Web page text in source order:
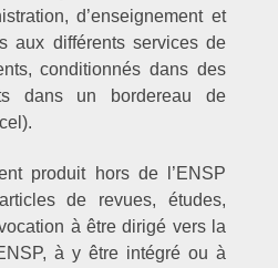
d’enseignement et
aux différents services de
conditionnés dans des
dans un bordereau de
produit hors de l’ENSP
de revues, études,
à être dirigé vers la
à y être intégré ou à